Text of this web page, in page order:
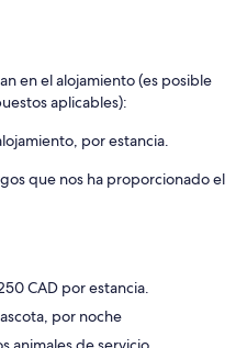
en el alojamiento (es posible
aplicables):
por estancia.
que nos ha proporcionado el
CAD por estancia.
por noche